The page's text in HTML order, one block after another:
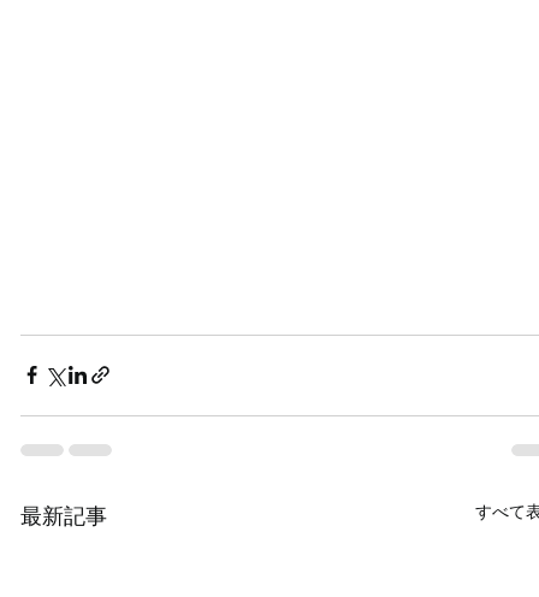
最新記事 すべて